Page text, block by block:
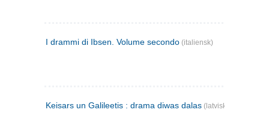
I drammi di Ibsen. Volume secondo (italiensk)
Keisars un Galileetis : drama diwas dalas (latvisk)